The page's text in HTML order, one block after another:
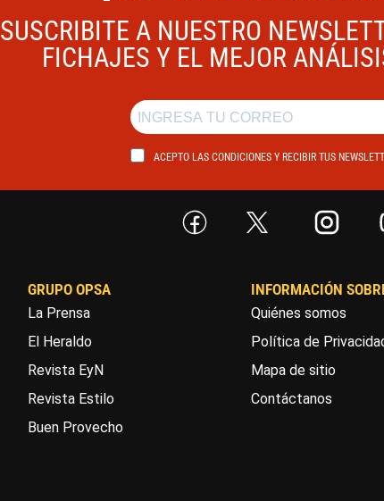
SUSCRIBITE A NUESTRO
FICHAJES Y EL MEJOR
ACEPTO LAS CONDICIONES Y RECIBIR TUS
GRUPO OPSA
La Prensa
El Heraldo
Revista EyN
Revista Estilo
Buen Provecho
INFORMACIÓN
Quiénes somos
Política de
Mapa de sitio
Contáctanos